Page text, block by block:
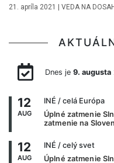
21. apríla 2021 | VEDA NA
Dnes je 9. augusta
12
AUG
INÉ / celá Európa
Úplné zatmenie
zatmenie na
12
AUG
INÉ / celý svet
Úplné zatmenie